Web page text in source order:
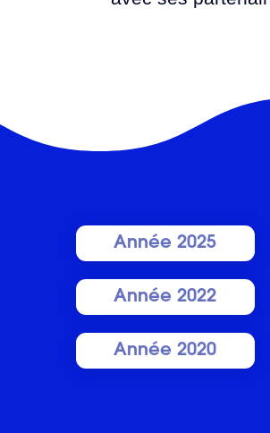
Année 2025
Année 2022
Année 2020